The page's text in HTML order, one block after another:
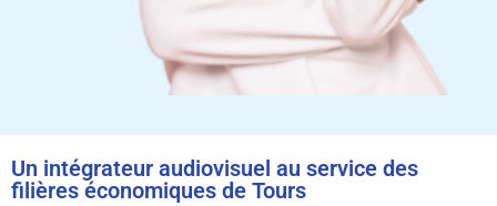
Un intégrateur audiovisuel au service des
filières économiques de Tours